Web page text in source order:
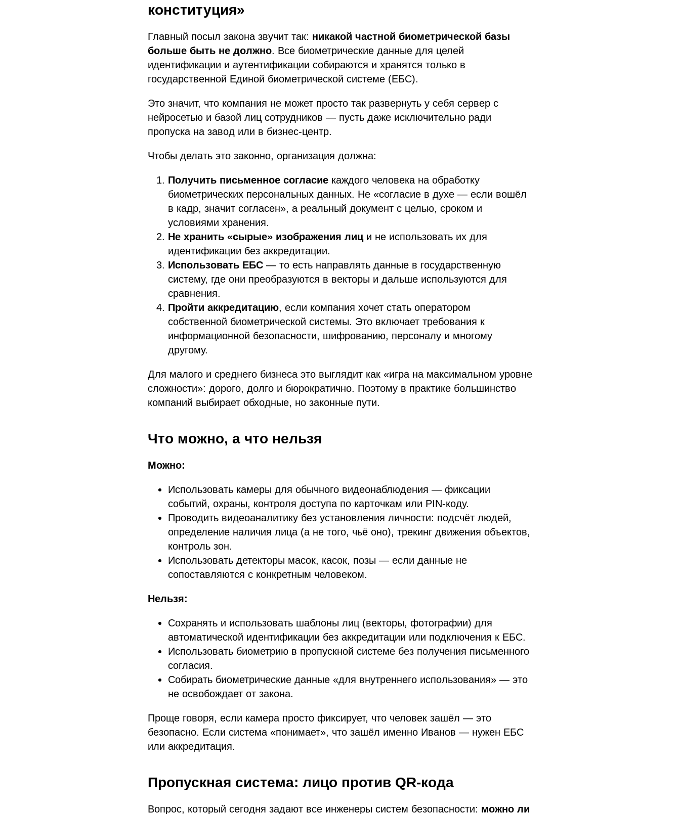
конституция»
Главный посыл закона звучит так: никакой частной биометрической базы
больше быть не должно. Все биометрические данные для целей
идентификации и аутентификации собираются и хранятся только в
государственной Единой биометрической системе (ЕБС).
Это значит, что компания не может просто так развернуть у себя сервер с
нейросетью и базой лиц сотрудников — пусть даже исключительно ради
пропуска на завод или в бизнес-центр.
Чтобы делать это законно, организация должна:
Получить письменное согласие каждого человека на обработку
биометрических персональных данных. Не «согласие в духе — если вошёл
в кадр, значит согласен», а реальный документ с целью, сроком и
условиями хранения.
Не хранить «сырые» изображения лици не использовать их для
идентификации без аккредитации.
Использовать ЕБС — то есть направлять данные в государственную
систему, где они преобразуются в векторы и дальше используются для
сравнения.
Пройти аккредитацию, если компания хочет стать оператором
собственной биометрической системы. Это включает требования к
информационной безопасности, шифрованию, персоналу и многому
другому.
Для малого и среднего бизнеса это выглядит как «игра на максимальном уровне
сложности»: дорого, долго и бюрократично. Поэтому в практике большинство
компаний выбирает обходные, но законные пути.
Что можно, а что нельзя
Можно:
Использовать камеры для обычного видеонаблюдения — фиксации
событий, охраны, контроля доступа по карточкам или PIN-коду.
Проводить видеоаналитику без установления личности: подсчёт людей,
определение наличия лица (а не того, чьё оно), трекинг движения объектов,
контроль зон.
Использовать детекторы масок, касок, позы — если данные не
сопоставляются с конкретным человеком.
Нельзя:
Сохранять и использовать шаблоны лиц (векторы, фотографии) для
автоматической идентификации без аккредитации или подключения к ЕБС.
Использовать биометрию в пропускной системе без получения письменного
согласия.
Собирать биометрические данные «для внутреннего использования» — это
не освобождает от закона.
Проще говоря, если камера просто фиксирует, что человек зашёл — это
безопасно. Если система «понимает», что зашёл именно Иванов — нужен ЕБС
или аккредитация.
Пропускная система: лицо против QR-кода
Вопрос, который сегодня задают все инженеры систем безопасности: можно ли